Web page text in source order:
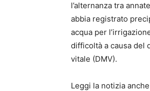
l’alternanza tra
abbia registrato
acqua per
difficoltà a causa del
vitale (DMV).
Leggi la notizia